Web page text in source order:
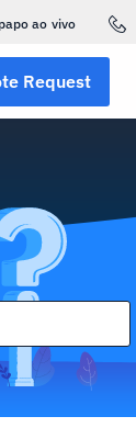
ao vivo
Request